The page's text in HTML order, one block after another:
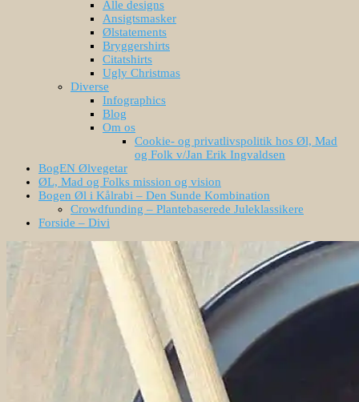
Alle designs
Ansigtsmasker
Ølstatements
Bryggershirts
Citatshirts
Ugly Christmas
Diverse
Infographics
Blog
Om os
Cookie- og privatlivspolitik hos Øl, Mad
og Folk v/Jan Erik Ingvaldsen
BogEN Ølvegetar
ØL, Mad og Folks mission og vision
Bogen Øl i Kålrabi – Den Sunde Kombination
Crowdfunding – Plantebaserede Juleklassikere
Forside – Divi